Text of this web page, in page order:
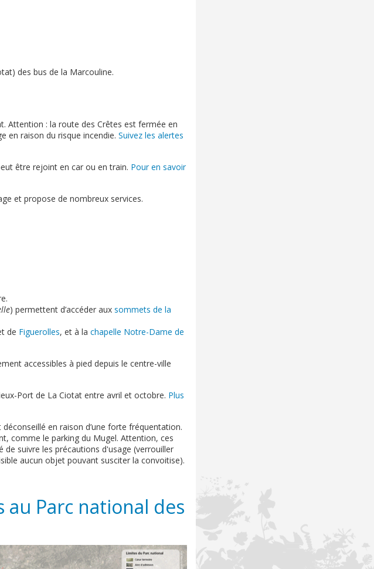
des bus de la Marcouline.
Attention : la route des Crêtes est fermée en
en raison du risque incendie. Suivez les alertes
être rejoint en car ou en train. Pour en savoir
et propose de nombreux services.
) permettent d’accéder aux sommets de la
de Figuerolles, et à la chapelle Notre-Dame de
accessibles à pied depuis le centre-ville
Port de La Ciotat entre avril et octobre. Plus
en raison d’une forte fréquentation.
comme le parking du Mugel. Attention, ces
suivre les précautions d'usage (verrouiller
aucun objet pouvant susciter la convoitise).
au Parc national des